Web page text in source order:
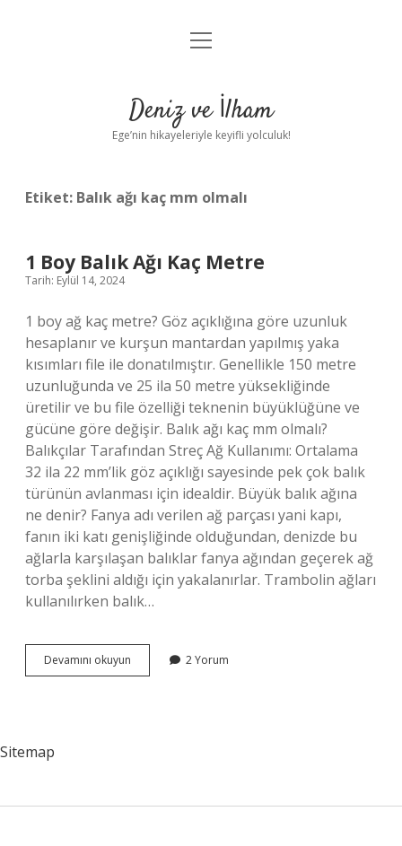
Anasayfa
Yasal Uyarı
menüyü
Deniz ve İlham
Ege’nin hikayeleriyle keyifli yolculuk!
Etiket: Balık ağı kaç mm olmalı
1 Boy Balık Ağı Kaç Metre
Tarih: Eylül 14, 2024
1 boy ağ kaç metre? Göz açıklığına göre uzunluk
hesaplanır ve kurşun mantardan yapılmış yaka
kısımları file ile donatılmıştır. Genellikle 150 metre
uzunluğunda ve 25 ila 50 metre yüksekliğinde
üretilir ve bu file özelliği teknenin büyüklüğüne ve
gücüne göre değişir. Balık ağı kaç mm olmalı?
Balıkçılar Tarafından Streç Ağ Kullanımı: Ortalama
32 ila 22 mm’lik göz açıklığı sayesinde pek çok balık
türünün avlanması için idealdir. Büyük balık ağına
ne denir? Fanya adı verilen ağ parçası yani kapı,
fanın iki katı genişliğinde olduğundan, denizde bu
ağlarla karşılaşan balıklar fanya ağından geçerek ağ
torba şeklini aldığı için yakalanırlar. Trambolin ağları
kullanılırken balık…
Devamını okuyun
Boy
2 Yorum
Sitemap